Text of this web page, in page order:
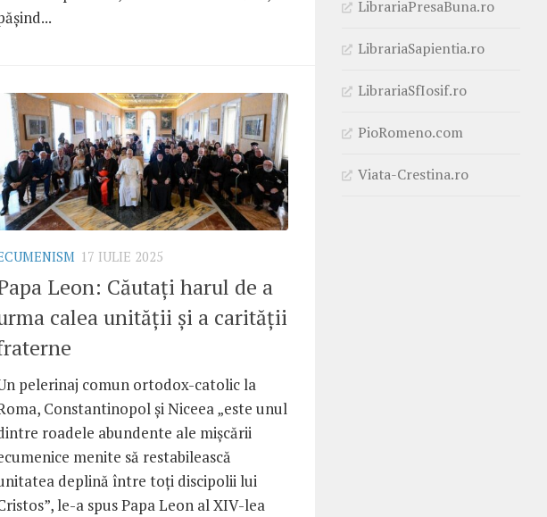
17 IULIE 2025
Leon: Căutați harul de a
calea unității și a carității
pelerinaj comun ortodox-catolic la
Constantinopol și Niceea „este unul
roadele abundente ale mișcării
menite să restabilească
deplină între toți discipolii lui
le-a spus Papa Leon al XIV-lea
LibrariaPresaBuna.ro
LibrariaSapientia.ro
LibrariaSfIosif.ro
PioRomeno.com
Viata-Crestina.ro